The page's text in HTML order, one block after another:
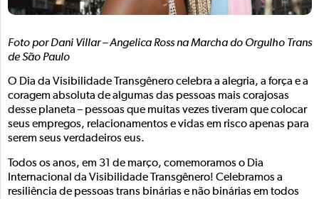
Foto por Dani Villar – Angelica Ross na Marcha do Orgulho Trans
de São Paulo
O Dia da Visibilidade Transgênero celebra a alegria, a força e a
coragem absoluta de algumas das pessoas mais corajosas
desse planeta – pessoas que muitas vezes tiveram que colocar
seus empregos, relacionamentos e vidas em risco apenas para
serem seus verdadeiros eus.
Todos os anos, em 31 de março, comemoramos o Dia
Internacional da Visibilidade Transgênero! Celebramos a
resiliência de pessoas trans binárias e não binárias em todos